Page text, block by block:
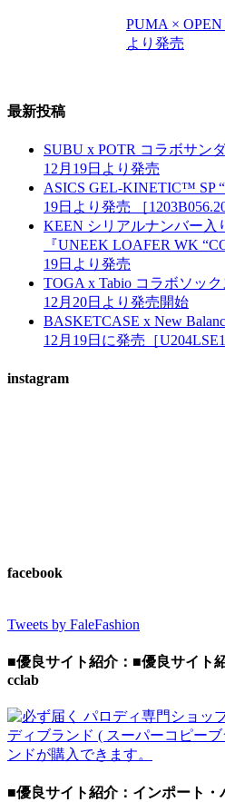
PUMA × OPEN
より発売
最新投稿
SUBU x POTR コラボサン
12月19日より発売
ASICS GEL-KINETIC™ SP
19日より発売 ［
KEEN シリアルナンバー入
『UNEEK LOAFER WK
19日より発売
TOGA x Tabio コラボソッ
12月20日より発売開始
BASKETCASE x New
12月19日に発売［
instagram
facebook
Tweets by FaleFashion
■優良サイト紹介：■優良サイト
cclab
■優良サイト紹介：インポート